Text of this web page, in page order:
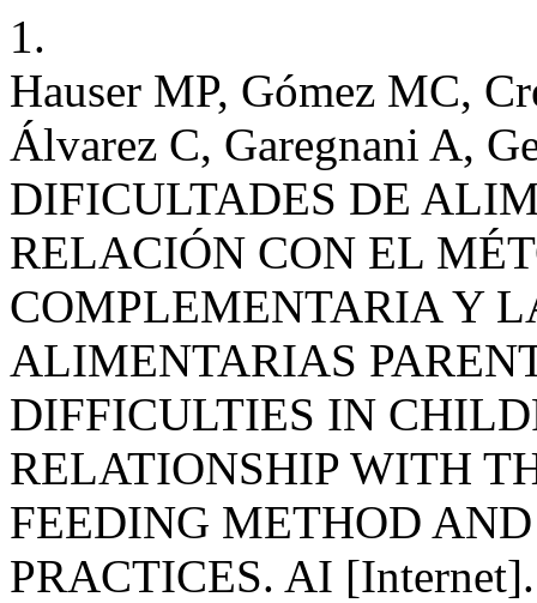
1.
Hauser MP, Gómez MC,
Álvarez C, Garegnani A,
DIFICULTADES DE
RELACIÓN CON EL
COMPLEMENTARIA Y
ALIMENTARIAS
DIFFICULTIES IN
RELATIONSHIP WITH
FEEDING METHOD
PRACTICES. AI